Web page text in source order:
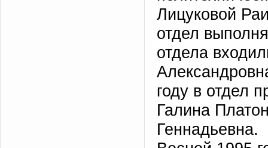
Лицуковой
отдел
отдела
году в отдел
Галина
Геннадьевна.